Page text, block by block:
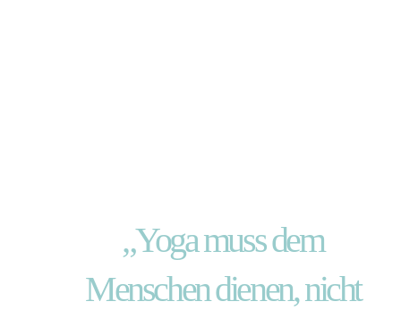
„Yoga muss dem
Menschen dienen, nicht